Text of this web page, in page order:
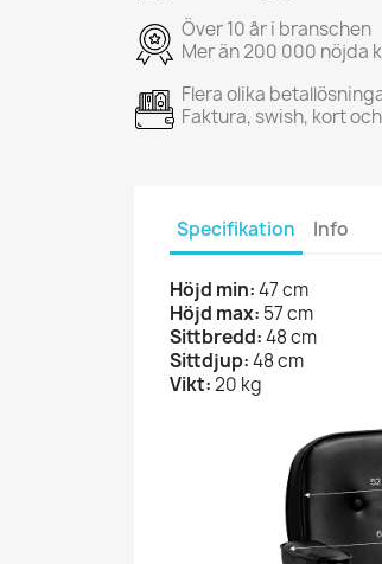
Över 10 år i branschen
Mer än 200 000 nöjda
Flera olika
Faktura, swish, kort
Specifikation Info
Höjd min:47 cm
Höjd max: 57 cm
Sittbredd:48 cm
Sittdjup:48 cm
Vikt:20 kg